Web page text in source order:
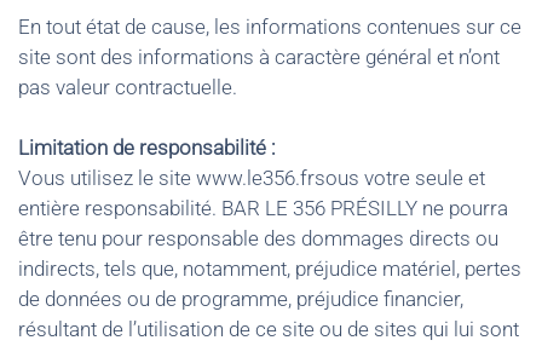
En tout état de cause, les informations contenues sur ce
site sont des informations à caractère général et n’ont
pas valeur contractuelle.
Limitation de responsabilité :
Vous utilisez le site www.le356.frsous votre seule et
entière responsabilité. BAR LE 356 PRÉSILLY ne pourra
être tenu pour responsable des dommages directs ou
indirects, tels que, notamment, préjudice matériel, pertes
de données ou de programme, préjudice financier,
résultant de l’utilisation de ce site ou de sites qui lui sont